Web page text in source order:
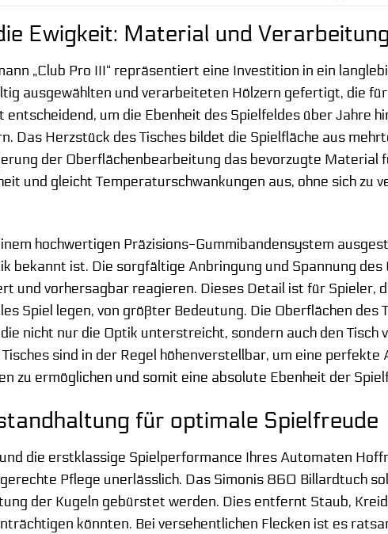
Ewigkeit: Material und
„Club Pro III“ repräsentiert eine Investition in ein
ausgewählten und verarbeiteten Hölzern gefertigt, die
um die Ebenheit des Spielfeldes über Jahre
Das Herzstück des Tisches bildet die Spielfläche aus
der Oberflächenbearbeitung das bevorzugte Material
und gleicht Temperaturschwankungen aus, ohne sich zu
hochwertigen Präzisions-Gummibandensystem
bekannt ist. Die sorgfältige Anbringung und Spannung des
und vorhersagbar reagieren. Dieses Detail ist für Spieler,
Spiel legen, von größter Bedeutung. Die Oberflächen
nicht nur die Optik unterstreicht, sondern auch den
sind in der Regel höhenverstellbar, um eine
zu ermöglichen und somit eine absolute Ebenheit der
für optimale Spielfreude
die erstklassige Spielperformance Ihres Automaten
Pflege unerlässlich. Das Simonis 860 Billardtuch
der Kugeln gebürstet werden. Dies entfernt Staub,
könnten. Bei versehentlichen Flecken ist es